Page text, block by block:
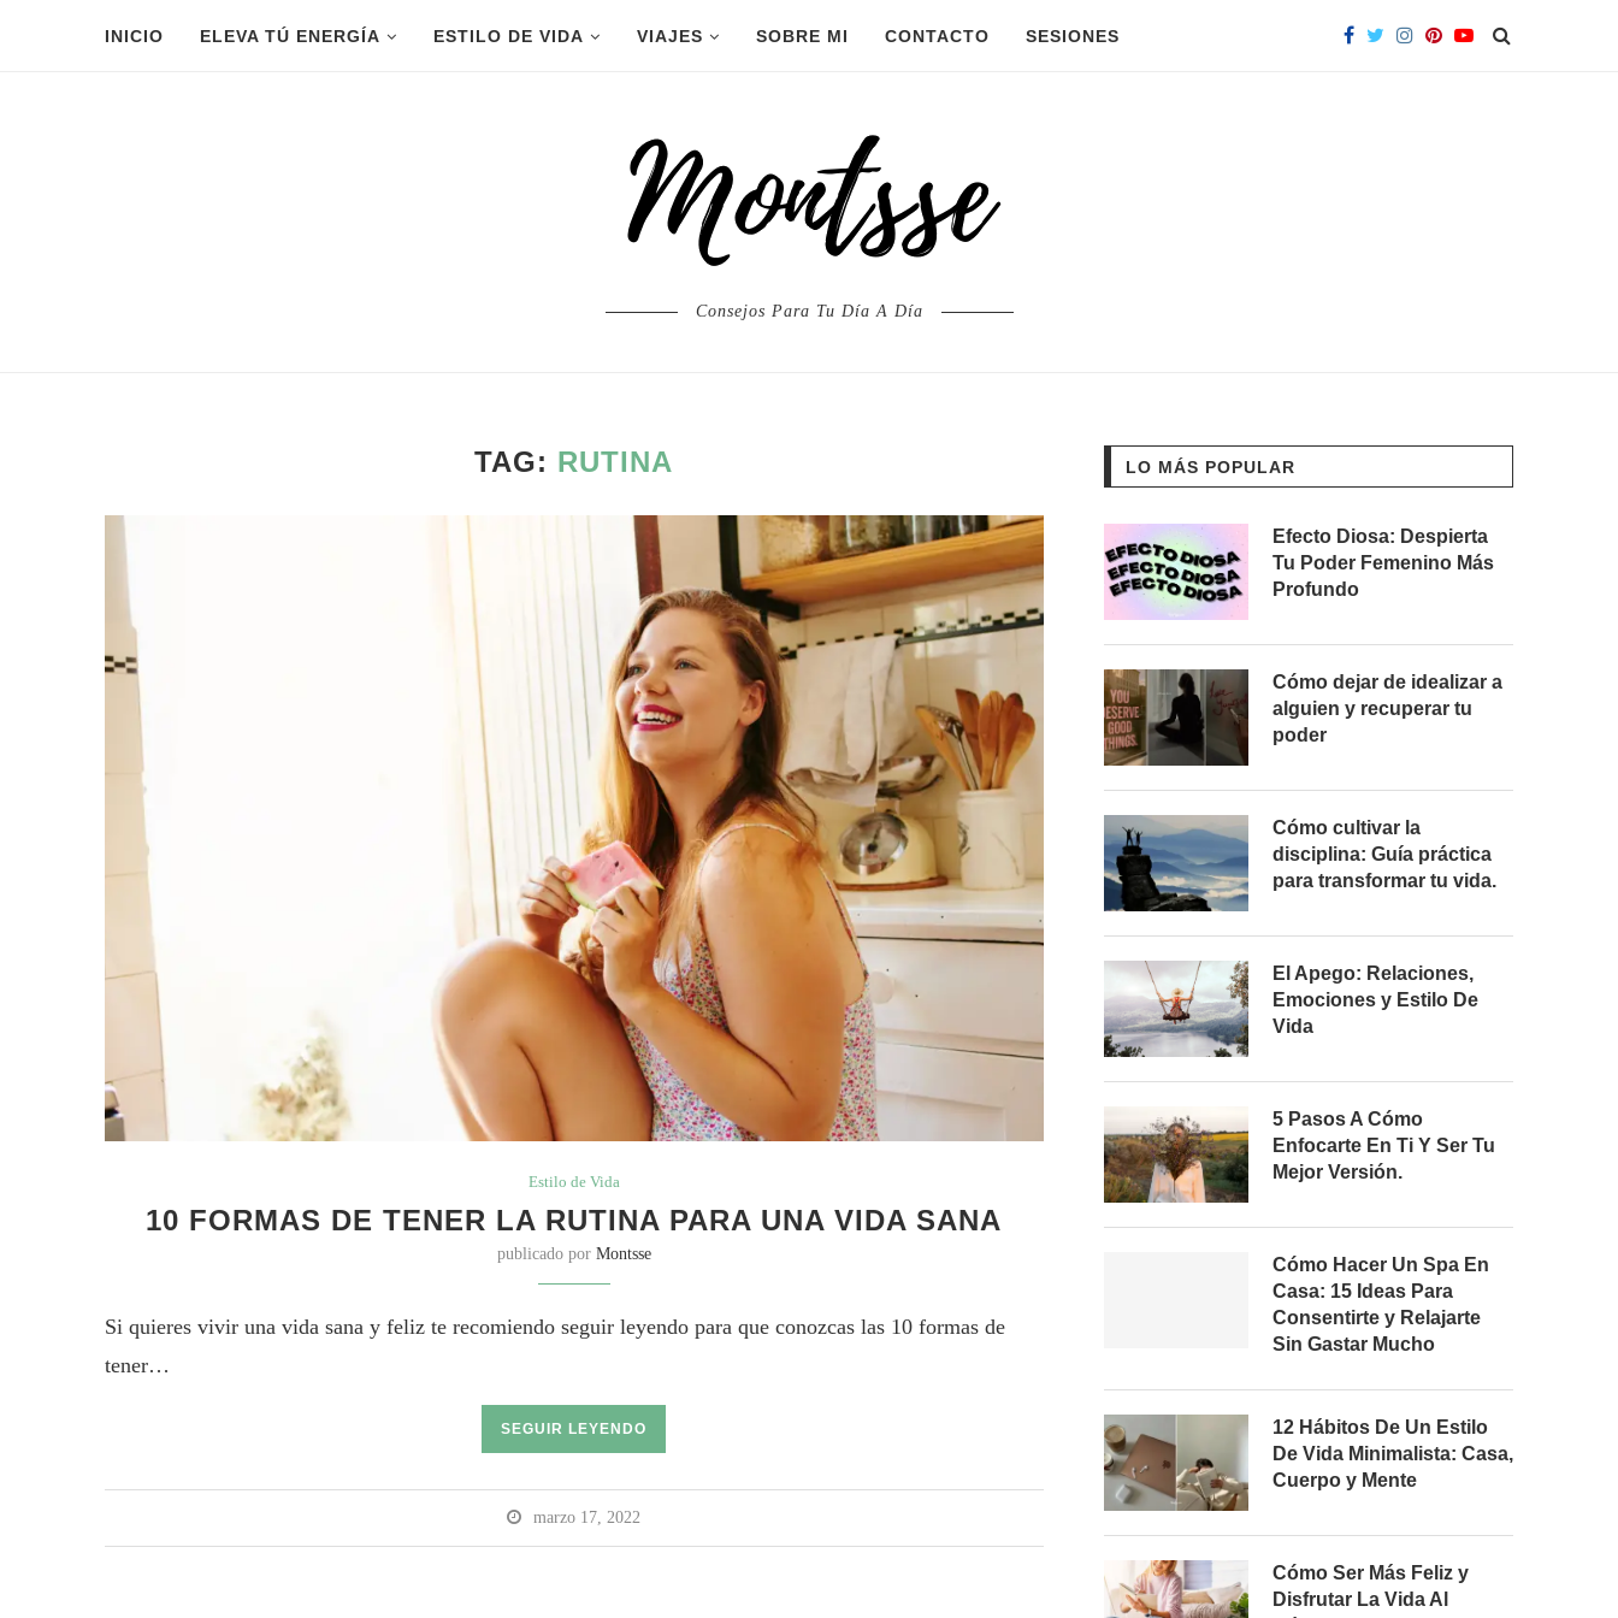
INICIO ELEVA TÚ ENERGÍA ESTILO DE VIDA VIAJES SOBRE MI CONTACTO SESIONES
Consejos Para Tu Día A Día
TAG: RUTINA
Estilo de Vida
10 FORMAS DE TENER LA RUTINA PARA UNA VIDA SANA
publicado por Montsse
Si quieres vivir una vida sana y feliz te recomiendo seguir leyendo para que conozcas las 10 formas de
tener…
SEGUIR LEYENDO
marzo 17, 2022
LO MÁS POPULAR
Efecto Diosa: Despierta
Tu Poder Femenino Más
Profundo
Cómo dejar de idealizar a
alguien y recuperar tu
poder
Cómo cultivar la
disciplina: Guía práctica
para transformar tu vida.
El Apego: Relaciones,
Emociones y Estilo De
Vida
5 Pasos A Cómo
Enfocarte En Ti Y Ser Tu
Mejor Versión.
Cómo Hacer Un Spa En
Casa: 15 Ideas Para
Consentirte y Relajarte
Sin Gastar Mucho
12 Hábitos De Un Estilo
De Vida Minimalista: Casa,
Cuerpo y Mente
Cómo Ser Más Feliz y
Disfrutar La Vida Al